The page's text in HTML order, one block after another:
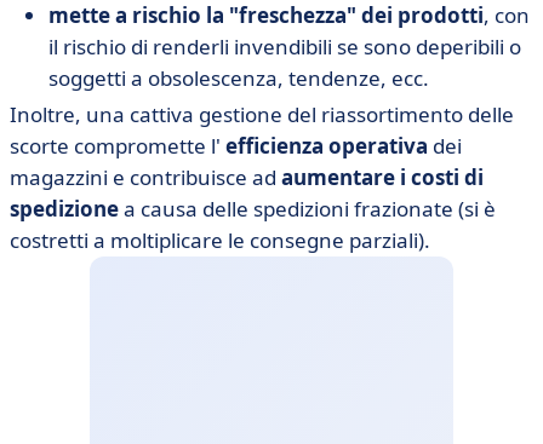
mette a rischio la "freschezza" dei prodotti, con
il rischio di renderli invendibili se sono deperibili o
soggetti a obsolescenza, tendenze, ecc.
Inoltre, una cattiva gestione del riassortimento delle
scorte compromette l' efficienza operativa dei
magazzini e contribuisce ad aumentare i costi di
spedizionea causa delle spedizioni frazionate (si è
costretti a moltiplicare le consegne parziali).